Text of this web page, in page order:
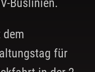
Buslinien.
für